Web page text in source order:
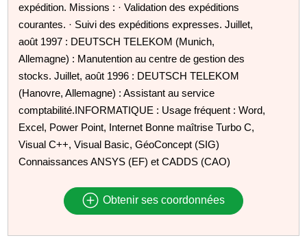
expédition. Missions : · Validation des expéditions
courantes. · Suivi des expéditions expresses. Juillet,
août 1997 : DEUTSCH TELEKOM (Munich,
Allemagne) : Manutention au centre de gestion des
stocks. Juillet, août 1996 : DEUTSCH TELEKOM
(Hanovre, Allemagne) : Assistant au service
comptabilité.INFORMATIQUE : Usage fréquent : Word,
Excel, Power Point, Internet Bonne maîtrise Turbo C,
Visual C++, Visual Basic, GéoConcept (SIG)
Connaissances ANSYS (EF) et CADDS (CAO)
Obtenir ses coordonnées